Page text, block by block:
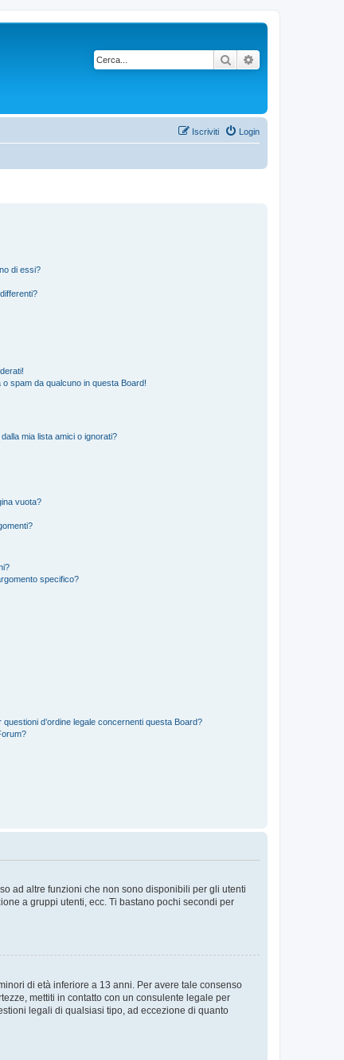
Cerca
Login
Iscriviti
di essi?
spam da qualcuno in questa Board!
mia lista amici o ignorati?
vuota?
specifico?
d’ordine legale concernenti questa Board?
ad altre funzioni che non sono disponibili per gli utenti
a gruppi utenti, ecc. Ti bastano pochi secondi per
di età inferiore a 13 anni. Per avere tale consenso
mettiti in contatto con un consulente legale per
legali di qualsiasi tipo, ad eccezione di quanto